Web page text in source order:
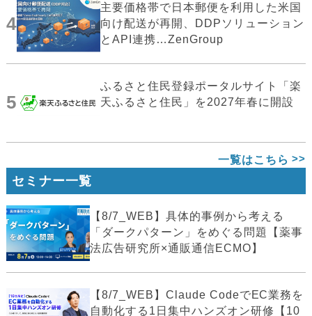
4
主要価格帯で日本郵便を利用した米国
向け配送が再開、DDPソリューション
とAPI連携…ZenGroup
5
ふるさと住民登録ポータルサイト「楽
天ふるさと住民」を2027年春に開設
一覧はこちら
セミナー一覧
【8/7_WEB】具体的事例から考える
「ダークパターン」をめぐる問題【薬事
法広告研究所×通販通信ECMO】
【8/7_WEB】Claude CodeでEC業務を
自動化する1日集中ハンズオン研修【10